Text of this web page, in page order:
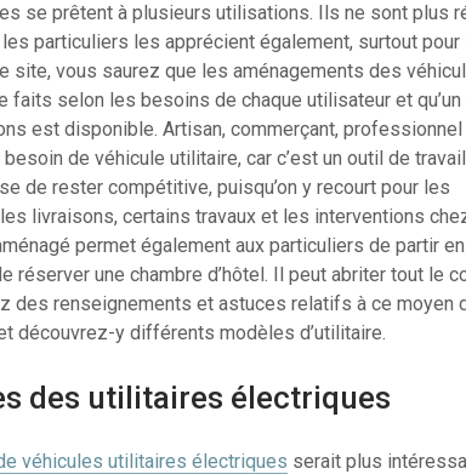
se prêtent à plusieurs utilisations. Ils ne sont plus
particuliers les apprécient également, surtout
site, vous saurez que les aménagements des
faits selon les besoins de chaque utilisateur et qu’un
est disponible. Artisan, commerçant, professionnel
de véhicule utilitaire, car c’est un outil de
de rester compétitive, puisqu’on y recourt pour les
livraisons, certains travaux et les interventions
permet également aux particuliers de partir
réserver une chambre d’hôtel. Il peut abriter tout le
des renseignements et astuces relatifs à ce moyen
découvrez-y différents modèles d’utilitaire.
des utilitaires électriques
véhicules utilitaires électriques serait plus